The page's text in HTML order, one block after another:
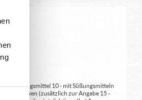
mit Süßungsmittel 10 - mit Süßungsmitteln
wirken (zusätzlich zur Angabe 15 -